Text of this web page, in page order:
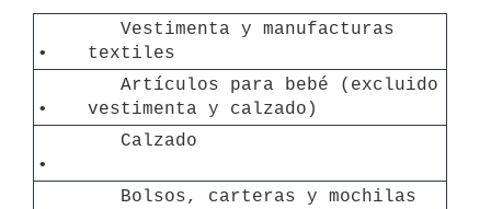
•
textiles
•
vestimenta y calzado)
•
   Calzado
   Bolsos, carteras y mochilas